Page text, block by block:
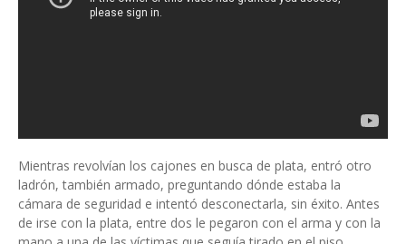
Mientras revolvían los cajones en busca de plata, entró otro
ladrón, también armado, preguntando dónde estaba la
cámara de seguridad e intentó desconectarla, sin éxito. Antes
de irse con la plata, entre dos le pegaron con el arma y con la